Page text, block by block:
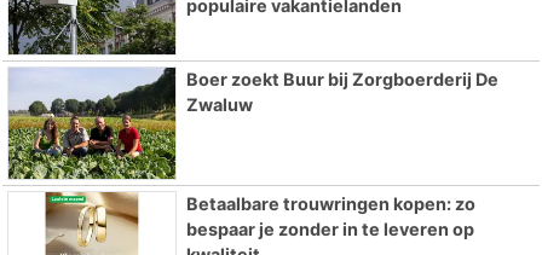
populaire vakantielanden
Boer zoekt Buur bij Zorgboerderij De
Zwaluw
Betaalbare trouwringen kopen: zo
bespaar je zonder in te leveren op